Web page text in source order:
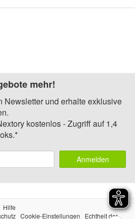
mehr!
Newsletter und erhalte exklusive
kostenlos - Zugriff auf 1,4
Anmelden
Hilfe
Cookie-Einstellungen Echtheit der